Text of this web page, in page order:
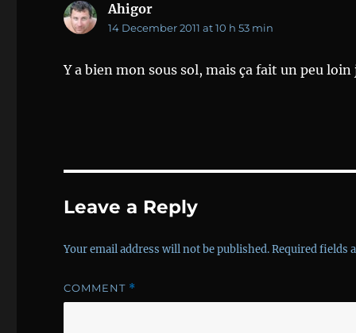
Ahigor
14 December 2011 at 10 h 53 min
Y a bien mon sous sol, mais ça fait un peu loin
Leave a Reply
Your email address will not be published.Required fields
COMMENT *